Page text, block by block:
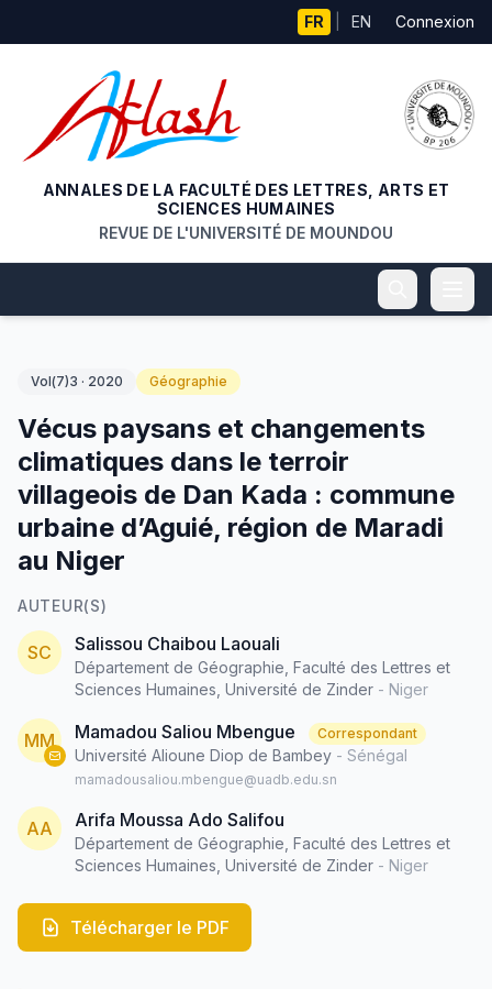
FR EN Connexion
ANNALES DE LA FACULTÉ DES LETTRES, ARTS ET
SCIENCES HUMAINES
REVUE DE L'UNIVERSITÉ DE MOUNDOU
Vol(7)3 · 2020 Géographie
Vécus paysans et changements
climatiques dans le terroir
villageois de Dan Kada : commune
urbaine d’Aguié, région de Maradi
au Niger
AUTEUR(S)
SC Salissou Chaibou Laouali
Département de Géographie, Faculté des Lettres et
Sciences Humaines, Université de Zinder - Niger
MM Mamadou Saliou Mbengue Correspondant
Université Alioune Diop de Bambey - Sénégal
mamadousaliou.mbengue@uadb.edu.sn
AA Arifa Moussa Ado Salifou
Département de Géographie, Faculté des Lettres et
Sciences Humaines, Université de Zinder - Niger
Télécharger le PDF